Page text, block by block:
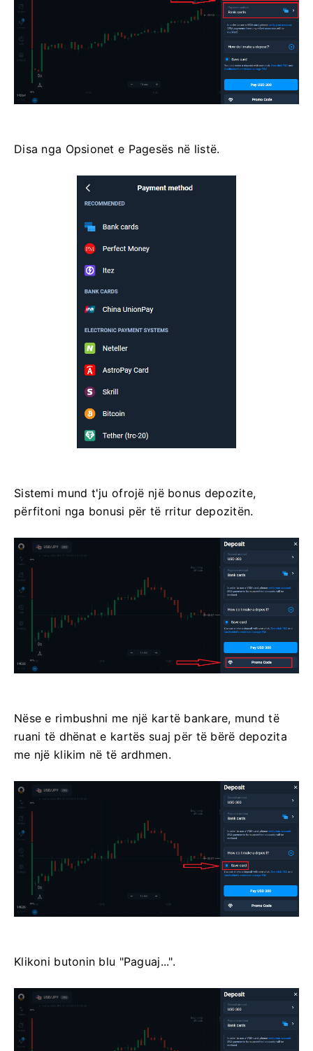
Disa nga Opsionet e Pagesës në listë.
Sistemi mund t'ju ofrojë një bonus depozite,
përfitoni nga bonusi për të rritur depozitën.
Nëse e rimbushni me një kartë bankare, mund të
ruani të dhënat e kartës suaj për të bërë depozita
me një klikim në të ardhmen.
Klikoni butonin blu "Paguaj...".